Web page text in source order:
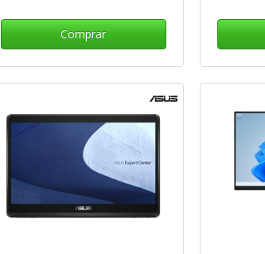
Comprar